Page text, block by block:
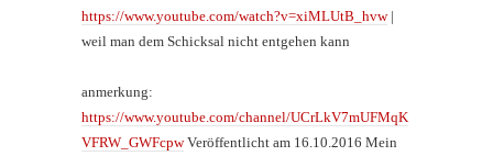
https://www.youtube.com/watch?v=xiMLUtB_hvw|
weil man dem Schicksal nicht entgehen kann
anmerkung:
https://www.youtube.com/channel/UCrLkV7mUFMqK
VFRW_GWFcpwVeröffentlicht am 16.10.2016 Mein